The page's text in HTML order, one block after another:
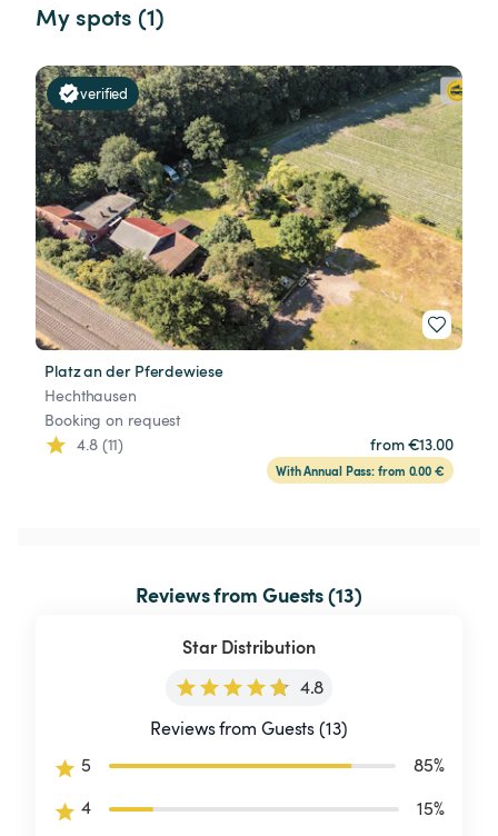
My spots (1)
verified
Platz an der Pferdewiese
Hechthausen
Booking on request
4.8 (11)
from €13.00
With Annual Pass: from 0.00 €
Reviews from Guests (13)
Star Distribution
4.8
Reviews from Guests (13)
5
85%
4
15%